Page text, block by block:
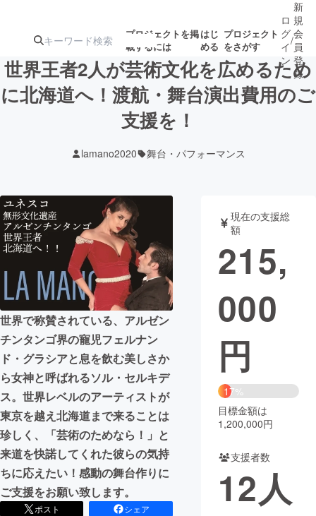
プロジェクトを掲
載するには
はじ
める
プロジェクト
をさがす
注目の新着プロ募集終了が近いプ
ロジェクト
テクノロジー・ガジェット
映像・映画 書籍・雑誌
ビジネス・起業 チャレンジ
まちづくり・地域活性化
CAMPFIRE for Social Good
CAMPFIRE Creation
CAMPFIREふるさと納税machi-ya コミュニティ
ロ
グ
イ
ン
/
新
規
会
員
登
録
世界王者2人が芸術文化を広めるため
に北海道へ！渡航・舞台演出費用のご
支援を！
lamano2020 舞台・パフォーマンス
世界で称賛されている、アルゼン
チンタンゴ界の寵児フェルナン
ド・グラシアと息を飲む美しさか
ら女神と呼ばれるソル・セルキデ
ス。世界レベルのアーティストが
東京を越え北海道まで来ることは
珍しく、「芸術のためなら！」と
来道を快諾してくれた彼らの気持
ちに応えたい！感動の舞台作りに
ご支援をお願い致します。
ポスト
シェア
現在の支援総
額
215,
000
円
17%
目標金額は
1,200,000円
支援者数
12人